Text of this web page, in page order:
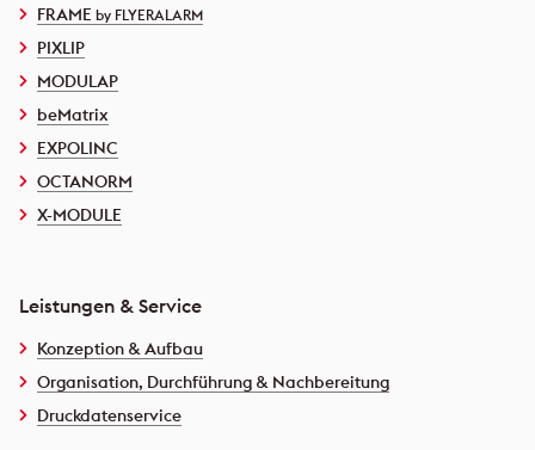
FRAME by FLYERALARM
PIXLIP
MODULAP
beMatrix
EXPOLINC
OCTANORM
X-MODULE
Leistungen & Service
Konzeption & Aufbau
Organisation, Durchführung & Nachbereitung
Druckdatenservice